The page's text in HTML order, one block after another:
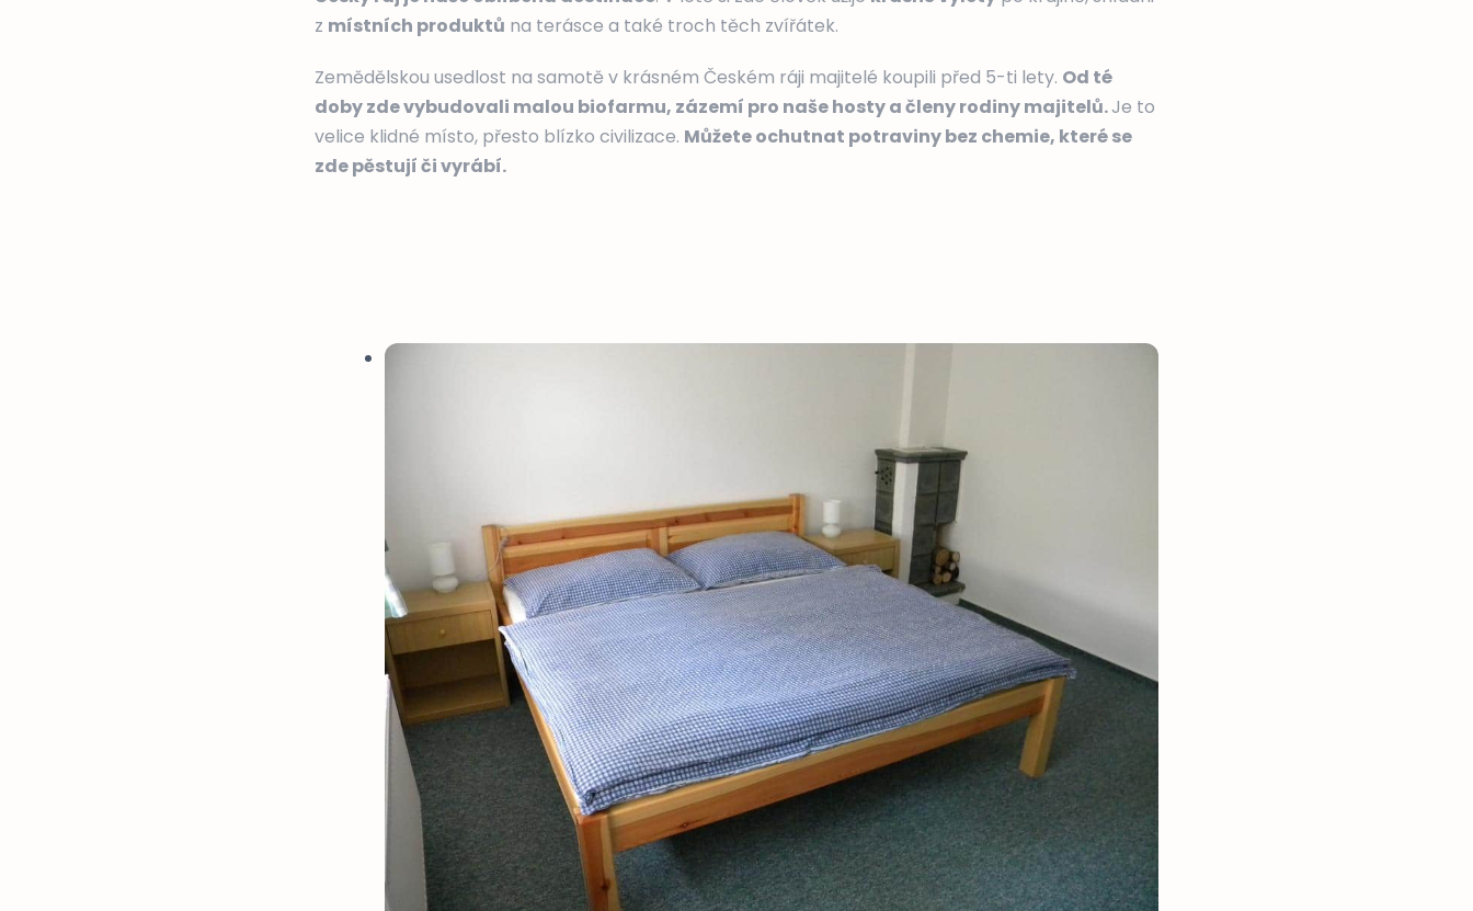
z místních produktů na terásce a také troch těch zvířátek.
Zemědělskou usedlost na samotě v krásném Českém ráji majitelé koupili před 5-ti lety. Od té
doby zde vybudovali malou biofarmu, zázemí pro naše hosty a členy rodiny majitelů.Je to
velice klidné místo, přesto blízko civilizace. Můžete ochutnat potraviny bez chemie, které se
zde pěstují či vyrábí.